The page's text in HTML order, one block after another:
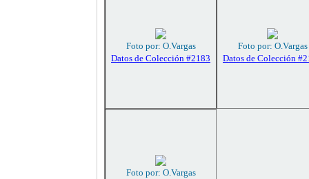
Foto por: O.Vargas
Datos de Colección #2183
Foto por: O.Vargas
Datos de Colección
Foto por: O.Vargas